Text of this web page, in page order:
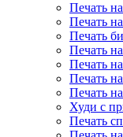
Печать
Печать
Печать
Печать
Печать
Печать
Печать
Худи с
Печать